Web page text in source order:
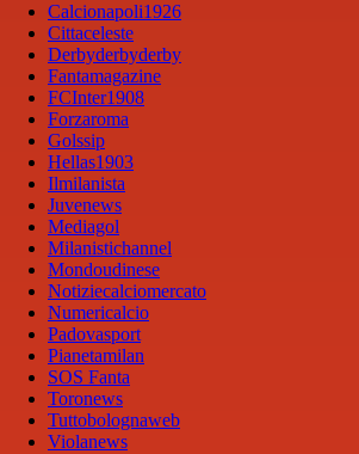
Calcionapoli1926
Cittaceleste
Derbyderbyderby
Fantamagazine
FCInter1908
Forzaroma
Golssip
Hellas1903
Ilmilanista
Juvenews
Mediagol
Milanistichannel
Mondoudinese
Notiziecalciomercato
Numericalcio
Padovasport
Pianetamilan
SOS Fanta
Toronews
Tuttobolognaweb
Violanews